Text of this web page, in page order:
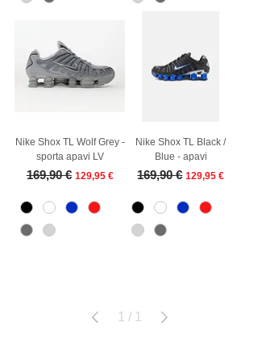
Nike Shox TL Wolf Grey -
sporta apavi LV
Parastā cena
169,90 € Izpārdošanas cena
129,95 €
Nike Shox TL Black /
Blue - apavi
Parastā cena
169,90 € Izpārdošanas
129,95 €
1 / 1